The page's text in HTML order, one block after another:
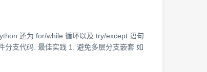
还为 for/while 循环以及 try/except 语句
分支代码. 最佳实践 1. 避免多层分支嵌套 如